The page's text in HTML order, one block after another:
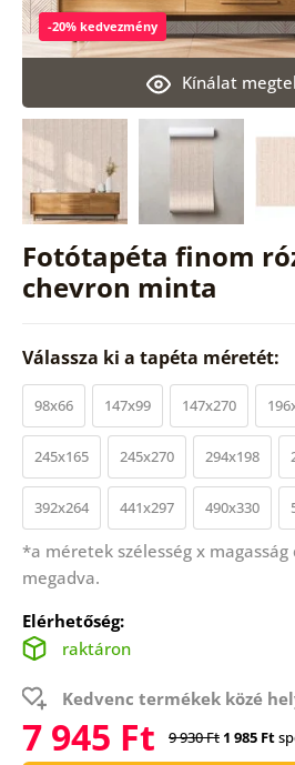
Fotótapéta finom
chevron minta
Kínálat
-20% kedvezmény
Válassza ki a tapéta méretét:
98x66 147x99 147x270
245x165 245x270 294x198
392x264 441x297 490x330
*a méretek szélesség x
megadva.
Elérhetőség:
raktáron
Kedvenc termékek közé
7 945 Ft 9 930 Ft 1 985 Ft